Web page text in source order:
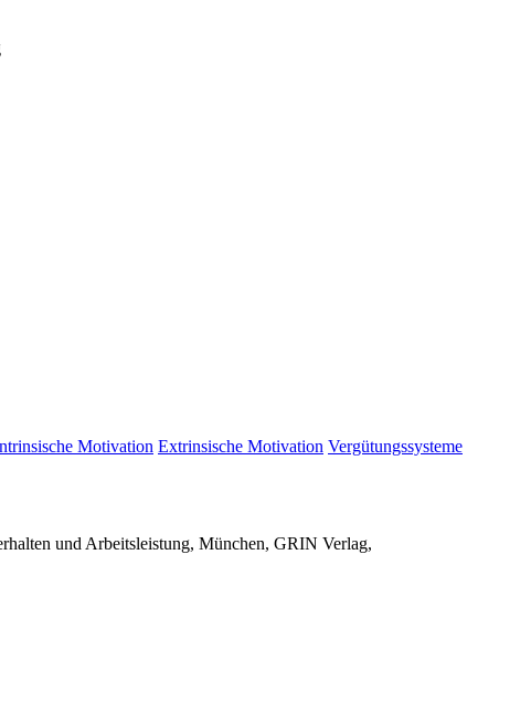
Motivation Extrinsische Motivation Vergütungssysteme
und Arbeitsleistung, München, GRIN Verlag,